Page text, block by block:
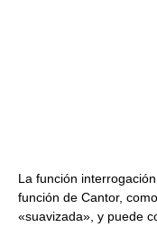
La función
función de Cantor,
«suavizada», y puede